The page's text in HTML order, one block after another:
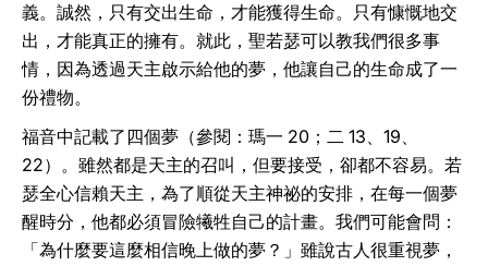
義。誠然，只有交出生命，才能獲得生命。只有慷慨地交
出，才能真正的擁有。就此，聖若瑟可以教我們很多事
情，因為透過天主啟示給他的夢，他讓自己的生命成了一
份禮物。
福音中記載了四個夢（參閱：瑪一 20；二 13、19、
22）。雖然都是天主的召叫，但要接受，卻都不容易。若
瑟全心信賴天主，為了順從天主神祕的安排，在每一個夢
醒時分，他都必須冒險犧牲自己的計畫。我們可能會問：
「為什麼要這麼相信晚上做的夢？」雖說古人很重視夢，